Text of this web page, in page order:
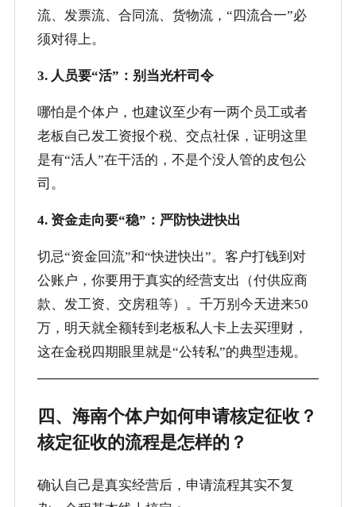
流、发票流、合同流、货物流，“四流合一”必
须对得上。
3. 人员要“活”：别当光杆司令
哪怕是个体户，也建议至少有一两个员工或者
老板自己发工资报个税、交点社保，证明这里
是有“活人”在干活的，不是个没人管的皮包公
司。
4. 资金走向要“稳”：严防快进快出
切忌“资金回流”和“快进快出”。客户打钱到对
公账户，你要用于真实的经营支出（付供应商
款、发工资、交房租等）。千万别今天进来50
万，明天就全额转到老板私人卡上去买理财，
这在金税四期眼里就是“公转私”的典型违规。
四、海南个体户如何申请核定征收？
核定征收的流程是怎样的？
确认自己是真实经营后，申请流程其实不复